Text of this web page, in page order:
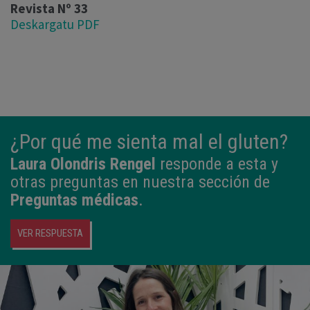
Revista Nº 33
Deskargatu PDF
¿Por qué me sienta mal el gluten?
Laura Olondris Rengel responde a esta y
otras preguntas en nuestra sección de
Preguntas médicas.
VER RESPUESTA